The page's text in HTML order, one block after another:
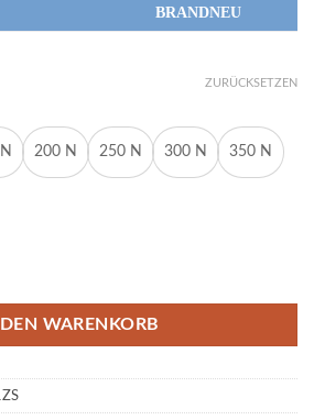
BRANDNEU
200 N 250 N 300 N 350 N
ZURÜCKSETZEN
Kugelkopf-Augenaufnahme 290mm/
DEN WARENKORB